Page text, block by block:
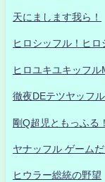
天にまします我ら！
ヒロシッフル！ヒロ
ヒロユキユキッフル
徹夜DEテツヤッフ
剛Q超児ともっふる！
ヤナッフル ゲーム
ヒウラー総統の野望